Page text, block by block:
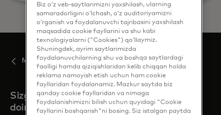
Mastercard Move
Sizga kerak bo'lganda biz
doim shu yerdamiz
Biz o‘z veb-saytlarimizni yaxshilash, ularning
samaradorligini o‘lchash, o‘z auditoriyamizni
o‘rganish va foydalanuvchi tajribasini yaxshilash
maqsadida cookie fayllarini va shu kabi
texnologiyalarni ("Cookies") qo‘llaymiz.
Shuningdek, ayrim saytlarimizda
foydalanuvchilarning shu va boshqa saytlardagi
faolligi hamda qiziqishlaridan kelib chiqqan holda
reklama namoyish etish uchun ham cookie
fayllaridan foydalanamiz. Mazkur saytda biz
qanday cookie fayllaridan va nimaga
foydalanishimizni bilish uchun quyidagi "Cookie
fayllarini boshqarish"ni bosing. Siz istalgan paytda